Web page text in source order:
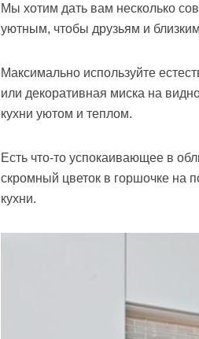
Мы хотим дать вам несколько
уютным, чтобы друзьям и
Максимально используйте
или декоративная миска на
кухни уютом и теплом.
Есть что-то успокаивающее в
скромный цветок в горшочке на
кухни.